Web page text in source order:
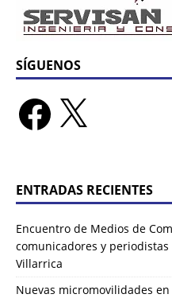
SÍGUENOS
ENTRADAS RECIENTES
Encuentro de Medios de
comunicadores y
Villarrica
Nuevas micromovilidades